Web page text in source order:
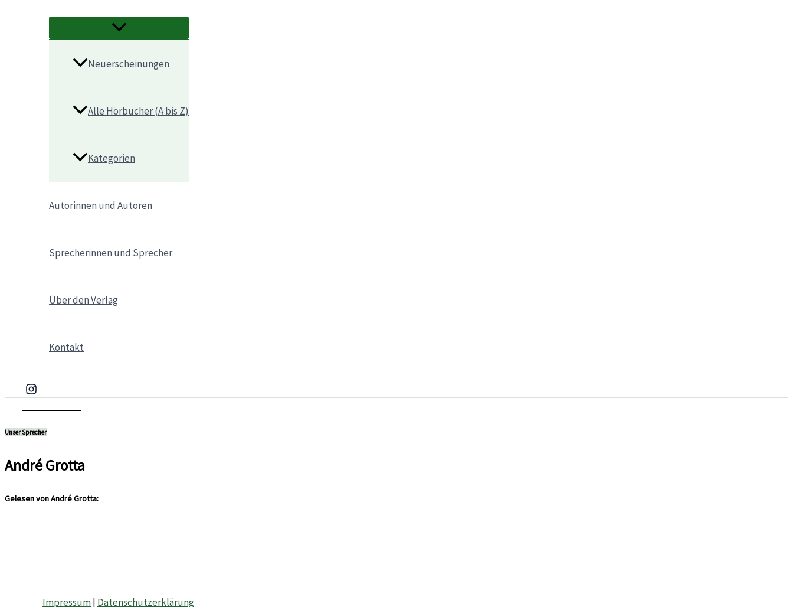
Neuerscheinungen
Alle Hörbücher (A bis Z)
Kategorien
Autorinnen und Autoren
Sprecherinnen und Sprecher
Über den Verlag
Kontakt
Unser Sprecher
André Grotta
Gelesen von André Grotta:
Impressum| Datenschutzerklärung